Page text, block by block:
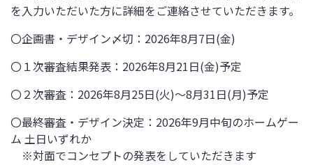
を入力いただいた方に詳細をご連絡させていただきます。
〇企画書・デザイン〆切： 2026年8月7日(金)
〇１次審査結果発表： 2026年8月21日(金)予定
〇２次審査： 2026年8月25日(火)～8月31日(月)予定
〇最終審査・デザイン決定： 2026年9月中旬のホームゲー
ム 土日いずれか
※対面でコンセプトの発表をしていただきます